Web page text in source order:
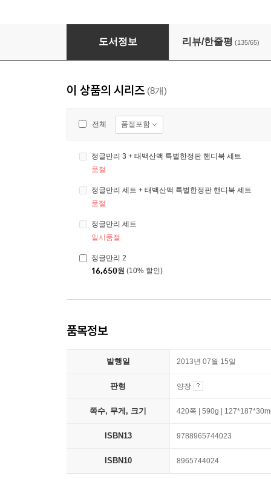
정글만리 1
도서정보 리뷰/한줄평 (135/65)
이 상품의 시리즈 (8개)
전체 품절포함
정글만리 3 + 태백산맥 특별한정판 핸디북 세트
품절
정글만리 세트 + 태백산맥 특별한정판 핸디북 세트
품절
정글만리 세트
일시품절
정글만리 2
16,650원 (10% 할인)
품목정보
발행일 2013년 07월 15일
판형 양장
쪽수, 무게, 크기 420쪽 | 590g |
ISBN13 9788965744023
ISBN10 8965744024